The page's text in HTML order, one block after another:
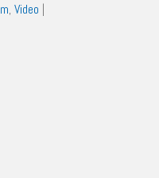
, Video |